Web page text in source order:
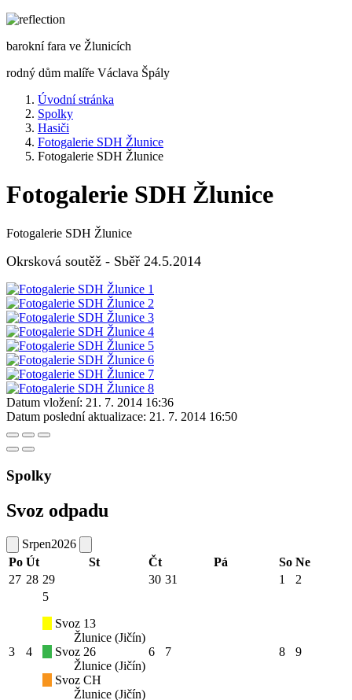
barokní fara ve Žlunicích
rodný dům malíře Václava Špály
Úvodní stránka
Spolky
Hasiči
Fotogalerie SDH Žlunice
Fotogalerie SDH Žlunice
Fotogalerie SDH Žlunice
Fotogalerie SDH Žlunice
Okrsková soutěž - Sběř 24.5.2014
Datum vložení: 21. 7. 2014 16:36
Datum poslední aktualizace: 21. 7. 2014 16:50
Spolky
Svoz odpadu
Srpen2026
Po Út St Čt Pá So Ne
27 28 29 30 31 1 2
3 4
5
Svoz 13
Žlunice (Jičín)
Svoz 26
Žlunice (Jičín)
Svoz CH
Žlunice (Jičín)
6 7 8 9